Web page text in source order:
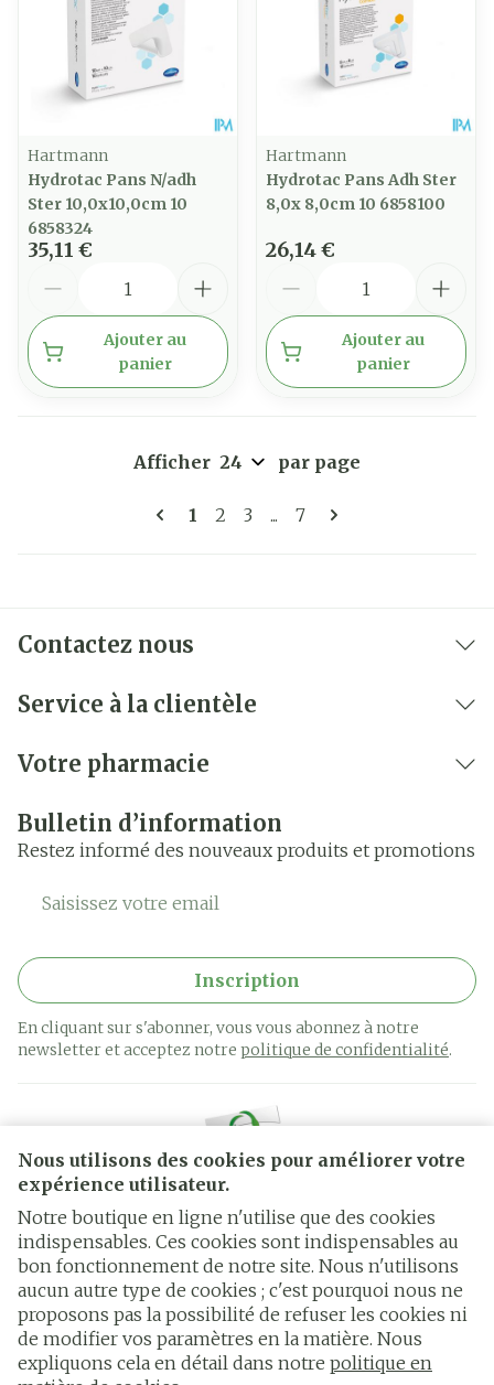
Nous utilisons des cookies pour améliorer votre
expérience utilisateur.
Notre boutique en ligne n'utilise que des cookies
indispensables. Ces cookies sont indispensables au
bon fonctionnement de notre site. Nous n'utilisons
aucun autre type de cookies ; c'est pourquoi nous ne
proposons pas la possibilité de refuser les cookies ni
de modifier vos paramètres en la matière. Nous
expliquons cela en détail dans notre politique en
Hartmann
Hydrotac Pans N/adh
Ster 10,0x10,0cm 10
6858324
35,11 €
Ajouter au
panier
Hartmann
Hydrotac Pans Adh Ster
8,0x 8,0cm 10 6858100
26,14 €
Ajouter au
panier
Pages
Vous lisez actuellement la page
1 Page
2 Page
3 ... Page
7
Afficher par page
Contactez nous
Service à la clientèle
Votre pharmacie
Bulletin d’information
Restez informé des nouveaux produits et promotions
Adresse mail
Inscription
En cliquant sur s'abonner, vous vous abonnez à notre
newsletter et acceptez notre politique de confidentialité.
Liens légaux